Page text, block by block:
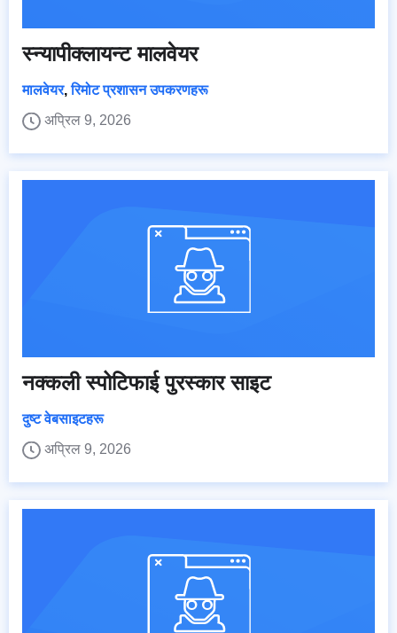
स्न्यापीक्लायन्ट मालवेयर
मालवेयर,रिमोट प्रशासन उपकरणहरू
अप्रिल 9, 2026
नक्कली स्पोटिफाई पुरस्कार साइट
दुष्ट वेबसाइटहरू
अप्रिल 9, 2026